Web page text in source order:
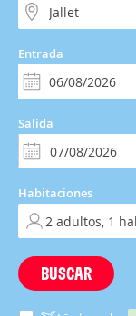
Entrada
Salida
Habitaciones
BUSCAR